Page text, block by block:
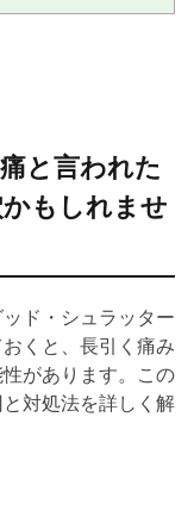
と言われた
もしれませ
ド・シュラッター
くと、長引く痛み
があります。この
対処法を詳しく解